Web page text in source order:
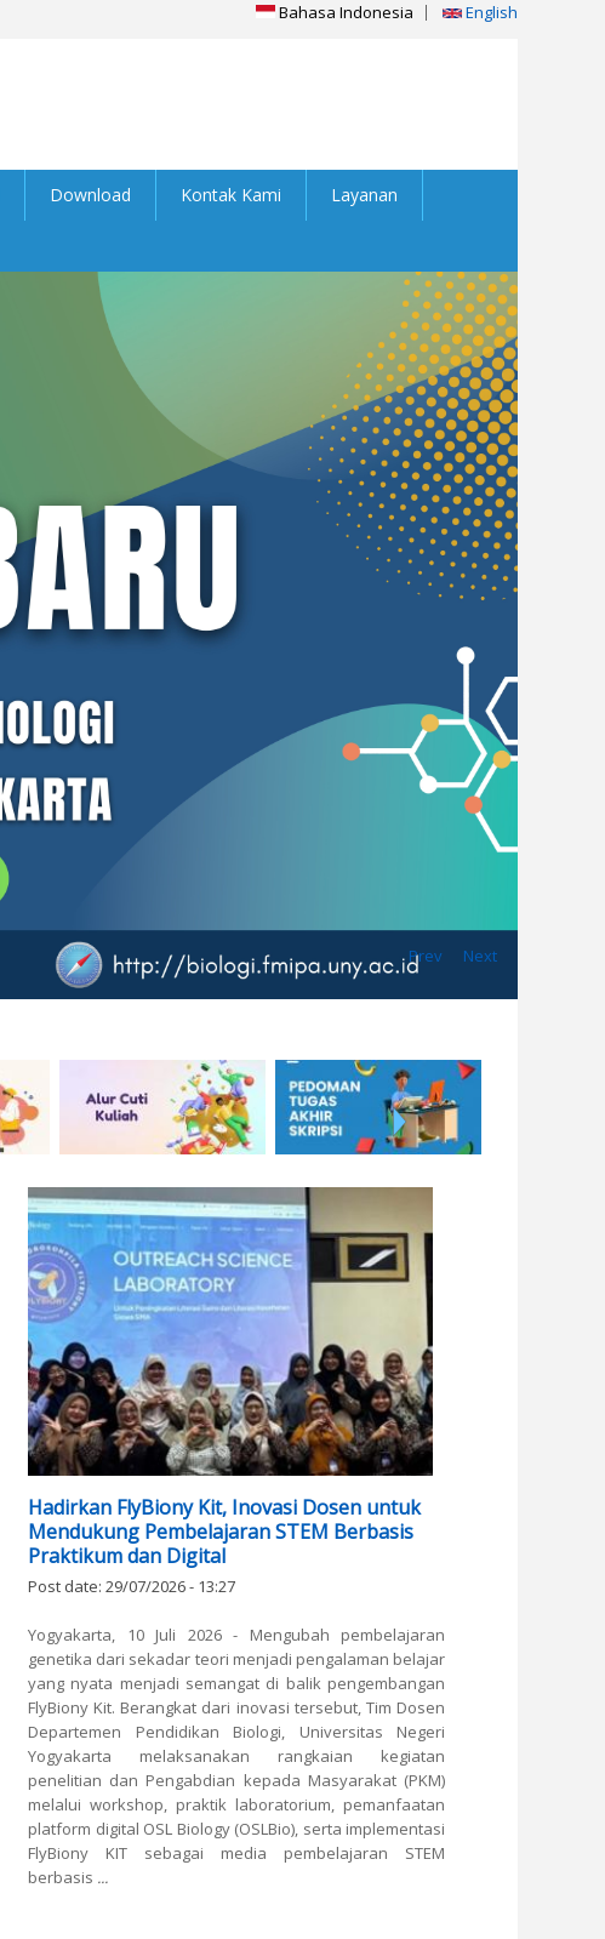
Bahasa Indonesia English
Download Kontak Kami Layanan
Prev Next
Hadirkan FlyBiony Kit, Inovasi Dosen untuk
Mendukung Pembelajaran STEM Berbasis
Praktikum dan Digital
Post date: 29/07/2026 - 13:27
Yogyakarta, 10 Juli 2026 - Mengubah pembelajaran
genetika dari sekadar teori menjadi pengalaman belajar
yang nyata menjadi semangat di balik pengembangan
FlyBiony Kit. Berangkat dari inovasi tersebut, Tim Dosen
Departemen Pendidikan Biologi, Universitas Negeri
Yogyakarta melaksanakan rangkaian kegiatan
penelitian dan Pengabdian kepada Masyarakat (PKM)
melalui workshop, praktik laboratorium, pemanfaatan
platform digital OSL Biology (OSLBio), serta implementasi
FlyBiony KIT sebagai media pembelajaran STEM
berbasis ...